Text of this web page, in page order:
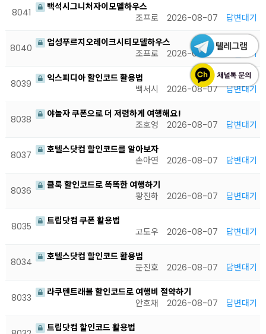
8041
백석시그니처자이모델하우스
조프로
2026-08-07 답변대기
8040
업성푸르지오레이크시티모델하우스
조프로
2026-08-07 답변대기
8039
익스피디아 할인코드 활용법
백서시
2026-08-07 답변대기
8038
야놀자 쿠폰으로 더 저렴하게 여행해요!
조호영
2026-08-07 답변대기
8037
호텔스닷컴 할인코드를 알아보자
손아연
2026-08-07 답변대기
8036
클룩 할인코드로 똑똑한 여행하기
황진하
2026-08-07 답변대기
8035
트립닷컴 쿠폰 활용법
고도우
2026-08-07 답변대기
8034
호텔스닷컴 할인코드 활용법
문진호
2026-08-07 답변대기
8033
라쿠텐트래블 할인코드로 여행비 절약하기
안호채
2026-08-07 답변대기
트립닷컴 할인코드 활용법